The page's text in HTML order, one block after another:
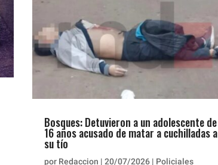
Bosques: Detuvieron a un adolescente de
16 años acusado de matar a cuchilladas a
su tío
por Redaccion | 20/07/2026| Policiales